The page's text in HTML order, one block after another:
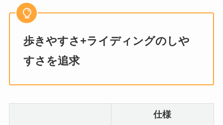
歩きやすさ+ライディングのしや
すさを追求
仕様